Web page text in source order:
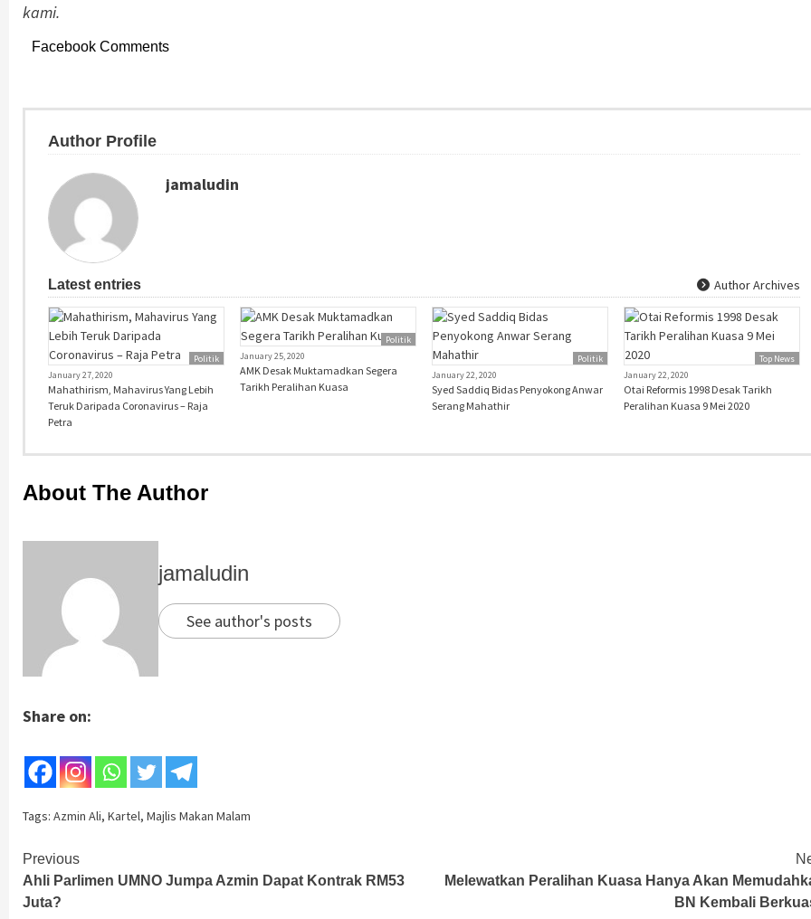
kami.
Facebook Comments
Author Profile
jamaludin
Latest entries Author Archives
Politik
January 27, 2020
Mahathirism, Mahavirus Yang Lebih
Teruk Daripada Coronavirus – Raja
Petra
Politik
January 25, 2020
AMK Desak Muktamadkan Segera
Tarikh Peralihan Kuasa
Politik
January 22, 2020
Syed Saddiq Bidas Penyokong Anwar
Serang Mahathir
Top News
January 22, 2020
Otai Reformis 1998 Desak Tarikh
Peralihan Kuasa 9 Mei 2020
About The Author
jamaludin
See author's posts
Share on:
Tags: Azmin Ali, Kartel, Majlis Makan Malam
Continue
Reading
Previous
Ahli Parlimen UMNO Jumpa Azmin Dapat Kontrak RM53
Juta?
Melewatkan Peralihan Kuasa Hanya Akan
BN Kembali